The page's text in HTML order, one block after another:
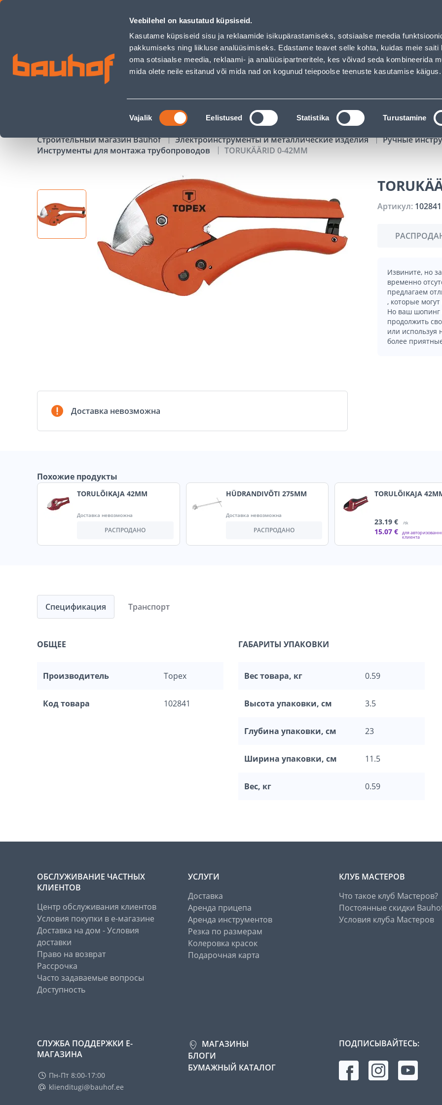
Veebilehel on kasutatud küpsiseid.
Kasutame küpsiseid sisu ja reklaamide isikupärastamiseks, sotsiaalse meedia
pakkumiseks ning liikluse analüüsimiseks. Edastame teavet selle kohta, kuidas meie saiti
oma sotsiaalse meedia, reklaami- ja analüüsipartneritele, kes võivad seda kombineerida
mida olete neile esitanud või mida nad on kogunud teiepoolse teenuste kasutamise käigus.
Nõusoleku
valik
Vajalik Eelistused Statistika Turustamine
TORUKÄÄRID 0-42MM - Bauhof has loaded
Обслуживание бизнес-клиентов Обслуживание частных клиентов Услуги Предложения о
ПОИСК
АКЦИИ КАТАЛОГИ АРЕНДА ИНСТРУМЕНТОВ
Строительный магазин Bauhof Электроинструменты и металлические изделия
Ручные
Инструменты для монтажа трубопроводов
TORUKÄÄRID 0-42MM
Доставка невозможна
Артикул: 102841
Извините, но
временно
предлагаем
, которые
Но ваш шопинг
продолжить
или
более
Похожие продукты
TORULÕIKAJA 42MM
Доставка невозможна
РАСПРОДАНО
HÜDRANDIVÕTI 275MM
Доставка невозможна
РАСПРОДАНО
TORULÕIKAJA
23.19 € /tk
15.07 € для
клиента
Спецификация
ОБЩЕЕ
Производитель Topex
Код товара 102841
ГАБАРИТЫ УПАКОВКИ
Вес товара, кг 0.59
Высота упаковки, см 3.5
Глубина упаковки, см 23
Ширина упаковки, см 11.5
Вес, кг 0.59
Транспорт
ОБСЛУЖИВАНИЕ ЧАСТНЫХ
КЛИЕНТОВ
Центр обслуживания клиентов
Условия покупки в е-магазине
Доставка на дом - Условия
доставки
Право на возврат
Рассрочка
Часто задаваемые вопросы
Доступность
УСЛУГИ
Доставка
Аренда прицепа
Аренда инструментов
Резка по размерам
Колеровка красок
Подарочная карта
КЛУБ МАСТЕРОВ
Что такое клуб Мастеров?
Постоянные скидки
Условия клуба Мастеров
СЛУЖБА ПОДДЕРЖКИ Е-
МАГАЗИНА
Пн-Пт 8:00-17:00
klienditugi@bauhof.ee
МАГАЗИНЫ
БЛОГИ
БУМАЖНЫЙ КАТАЛОГ
ПОДПИСЫВАЙТЕСЬ: